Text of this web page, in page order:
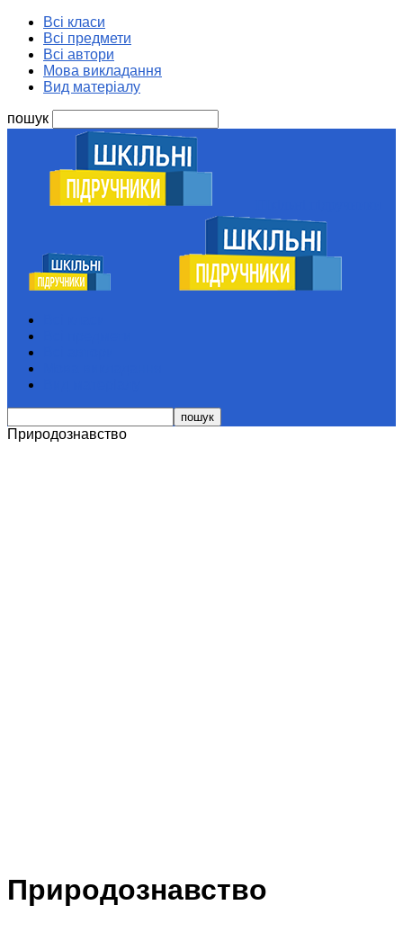
Всі класи
Всі предмети
Всі автори
Мова викладання
Вид матеріалу
пошук
Природознавство
Природознавство